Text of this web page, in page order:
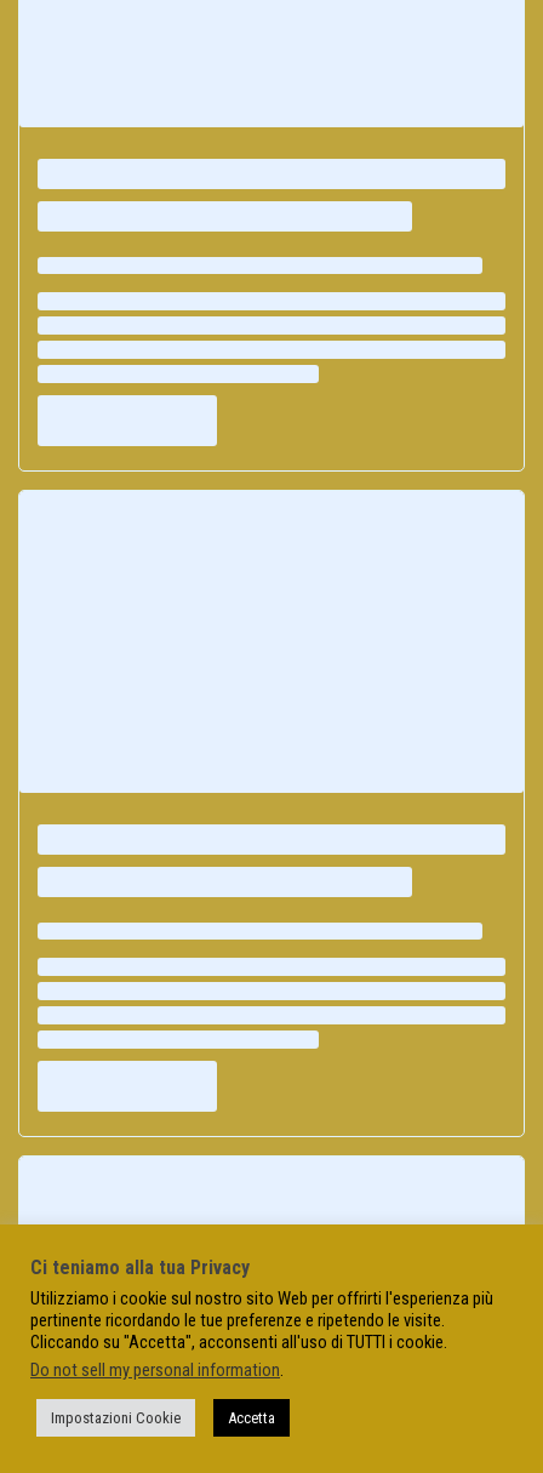
Ci teniamo alla tua Privacy
Utilizziamo i cookie sul nostro sito Web per offrirti l'esperienza più
pertinente ricordando le tue preferenze e ripetendo le visite.
Cliccando su "Accetta", acconsenti all'uso di TUTTI i cookie.
Do not sell my personal information.
Impostazioni Cookie Accetta